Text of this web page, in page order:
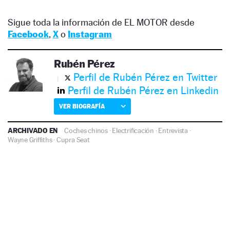
Sigue toda la información de EL MOTOR desde
Facebook, Xo Instagram
Rubén Pérez
Perfil de Rubén Pérez en Twitter
Perfil de Rubén Pérez en Linkedin
VER BIOGRAFÍA
ARCHIVADO EN Coches chinos ·Electrificación ·Entrevista·
Wayne Griffiths·Cupra Seat